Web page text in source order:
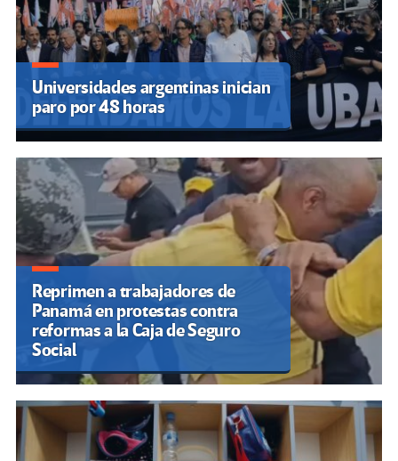
Universidades argentinas inician
paro por 48 horas
Reprimen a trabajadores de
Panamá en protestas contra
reformas a la Caja de Seguro
Social